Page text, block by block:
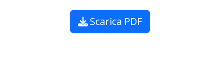
Scarica PDF